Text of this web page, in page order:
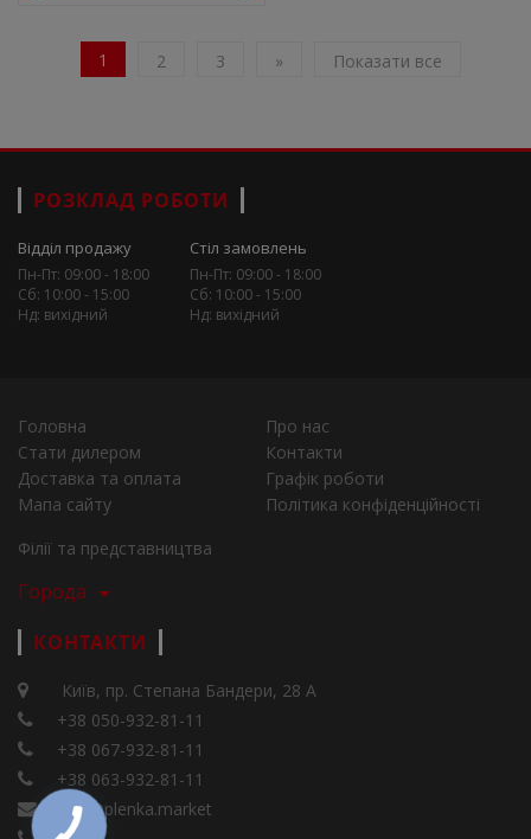
1 2 3 » Показати все
РОЗКЛАД РОБОТИ
Відділ продажу
Пн-Пт: 09:00 - 18:00
Сб: 10:00 - 15:00
Нд: вихідний
Стіл замовлень
Пн-Пт: 09:00 - 18:00
Сб: 10:00 - 15:00
Нд: вихідний
Головна
Про нас
Стати дилером
Контакти
Доставка та оплата
Графік роботи
Мапа сайту
Політика конфіденційності
Філії та представництва
Города
КОНТАКТИ
Київ, пр. Степана Бандери, 28 А
+38 050-932-81-11
+38 067-932-81-11
+38 063-932-81-11
info@plenka.market